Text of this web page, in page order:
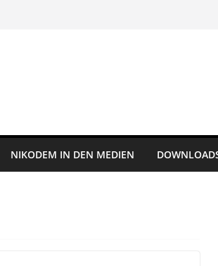
NIKODEM IN DEN MEDIEN